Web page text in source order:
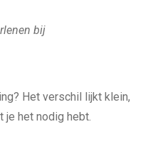
bij
Het verschil lijkt klein,
je het nodig hebt.